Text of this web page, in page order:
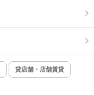
インターネット無料
貸店舗・店舗賃貸